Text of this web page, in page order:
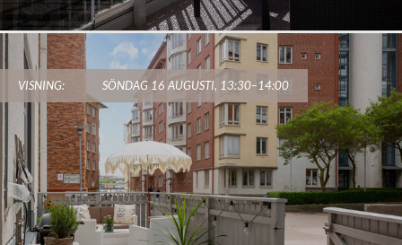
VISNING: SÖNDAG 16 AUGUSTI, 13:30–14:00